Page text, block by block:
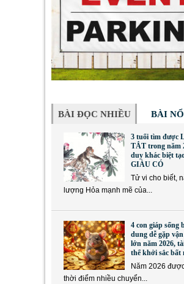
BÀI ĐỌC NHIỀU BÀI
3 tuổi tìm được
TẮT trong năm
duy khác biệt
GIÀU CÓ
Tử vi cho biết,
lượng Hỏa mạnh mẽ của...
4 con giáp sống
dung dễ gặp
lớn năm 2026,
thể khởi sắc bất
Năm 2026
thời điểm nhiều chuyển...